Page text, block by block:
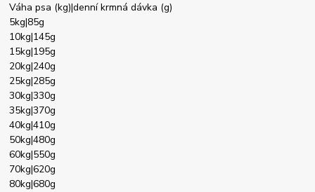
Váha psa (kg)|denní krmná dávka (g)
5kg|85g
10kg|145g
15kg|195g
20kg|240g
25kg|285g
30kg|330g
35kg|370g
40kg|410g
50kg|480g
60kg|550g
70kg|620g
80kg|680g